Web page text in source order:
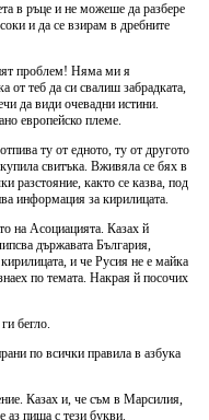
в ръце и не можеше да разбере
и да се взирам в дребните
проблем! Няма ми я
от теб да си свалиш забрадката,
да види очевадни истини.
европейско племе.
ту от едното, ту от другото
свитъка. Вживяла се бях в
разстояние, както се казва, под
информация за кирилицата.
на Асоциацията. Казах й
държавата България,
и че Русия не е майка
по темата. Накрая й посочих
бегло.
по всички правила в азбука
Казах и, че съм в Марсилия,
аз пиша с тези букви.